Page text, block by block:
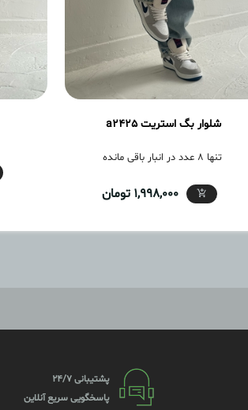
شلوار بگ استریت a2425
تنها 8 عدد در انبار باقی مانده
1,998,000 تومان
پشتیبانی 24/7
پاسخگویی سریع آنلاین